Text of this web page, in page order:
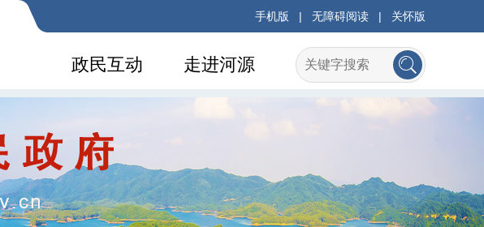
手机版 | 无障碍阅读 | 关怀版
走进河源
政民互动